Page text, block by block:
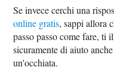
Se invece cerchi una
online gratis, sappi allora
passo passo come fare, ti
sicuramente di aiuto
un'occhiata.